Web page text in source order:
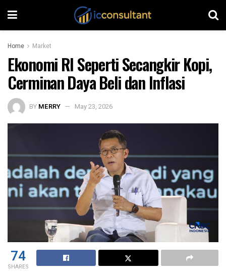
Home Market
Ekonomi RI Seperti Secangkir Kopi,
Cerminan Daya Beli dan Inflasi
BY MERRY May 23, 2026
74
SHARES